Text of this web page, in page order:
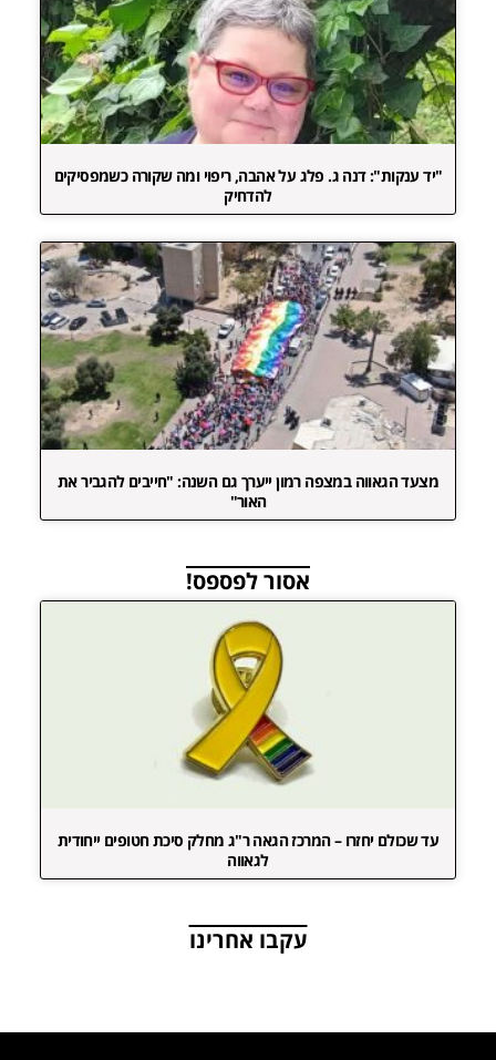
"יד ענקות": דנה ג. פלג על אהבה, ריפוי ומה שקורה כשמפסיקים
להדחיק
מצעד הגאווה במצפה רמון ייערך גם השנה: "חייבים להגביר את
האור"
אסור לפספס!
עד שכולם יחזרו – המרכז הגאה ר"ג מחלק סיכת חטופים ייחודית
לגאווה
עקבו אחרינו